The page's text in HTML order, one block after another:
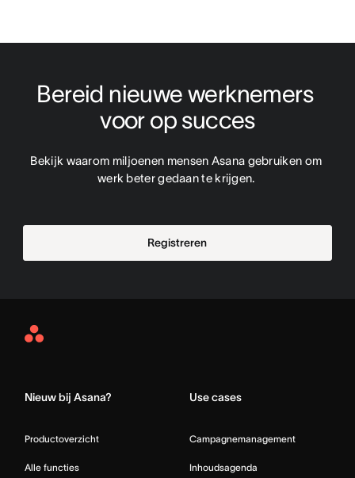
Bereid nieuwe werknemers
voor op succes
Bekijk waarom miljoenen mensen Asana gebruiken om
werk beter gedaan te krijgen.
Registreren
Asana
Nieuw bij Asana?
Productoverzicht
Alle functies
Use cases
Campagnemanagement
Inhoudsagenda